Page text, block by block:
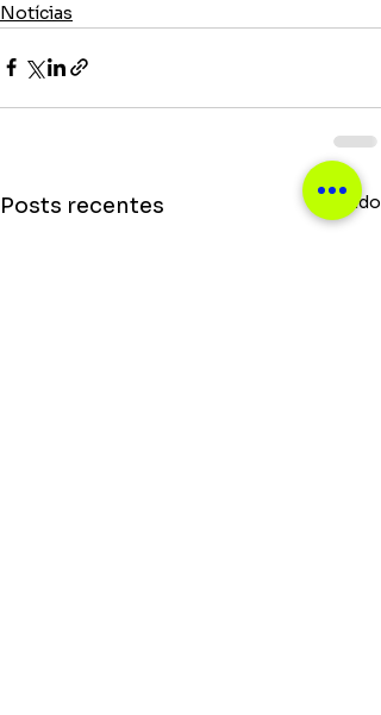
Notícias
Posts recentes Ver tudo